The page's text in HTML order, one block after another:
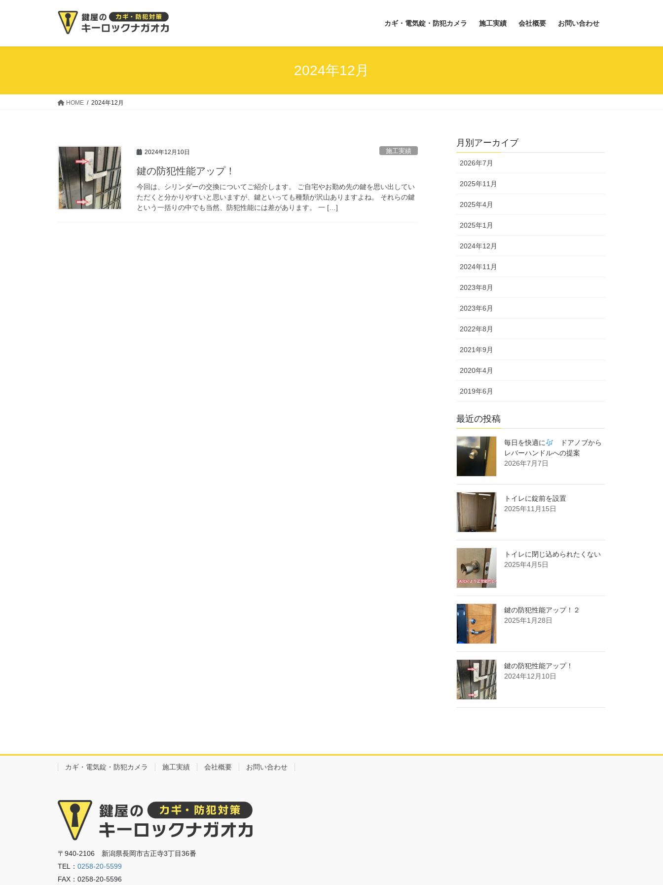
カギ・電気錠・防犯カメラ 施工実績 会社概要 お問い合わせ
2024年12月
HOME 2024年12月
2024年12月10日 施工実績
鍵の防犯性能アップ！
今回は、シリンダーの交換についてご紹介します。 ご自宅やお勤め先の鍵を思い出してい
ただくと分かりやすいと思いますが、鍵といっても種類が沢山ありますよね。 それらの鍵
という一括りの中でも当然、防犯性能には差があります。 一 […]
月別アーカイブ
2026年7月
2025年11月
2025年4月
2025年1月
2024年12月
2024年11月
2023年8月
2023年6月
2022年8月
2021年9月
2020年4月
2019年6月
最近の投稿
毎日を快適に
ドアノブから
レバーハンドルへの提案
2026年7月7日
トイレに錠前を設置
2025年11月15日
トイレに閉じ込められたくない
2025年4月5日
鍵の防犯性能アップ！２
2025年1月28日
鍵の防犯性能アップ！
2024年12月10日
カギ・電気錠・防犯カメラ 施工実績 会社概要 お問い合わせ
〒940-2106 新潟県長岡市古正寺3丁目36番
TEL： 0258-20-5599
FAX：0258-20-5596